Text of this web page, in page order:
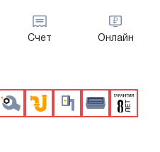
Счет Онлайн